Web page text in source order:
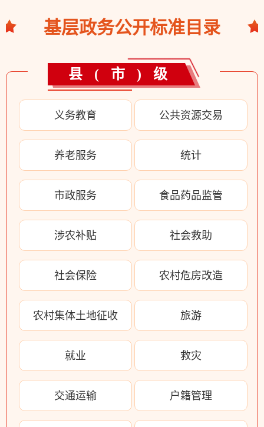
基层政务公开标准目录
县(市)级
义务教育 公共资源交易
养老服务 统计
市政服务 食品药品监管
涉农补贴 社会救助
社会保险 农村危房改造
农村集体土地征收 旅游
就业 救灾
交通运输 户籍管理